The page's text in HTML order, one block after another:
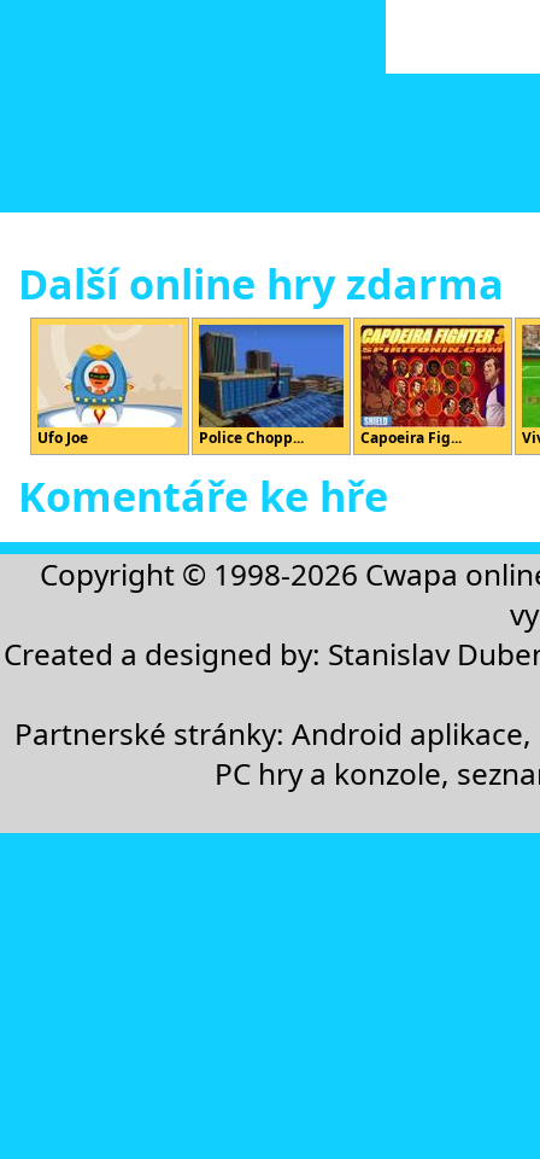
Další online hry zdarma
Ufo Joe Police Chopp... Capoeira Fig...
Komentáře ke hře
Copyright © 1998-2026 Cwapa
Created a designed by: Stanislav
Partnerské stránky:Android aplikace,
PC hry a konzole,